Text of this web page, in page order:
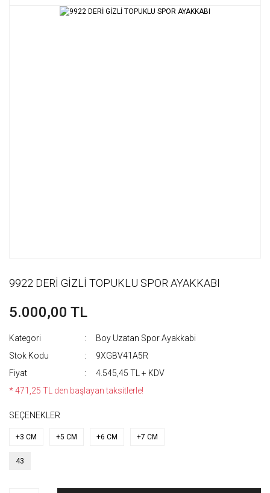
9922 DERİ GİZLİ TOPUKLU SPOR AYAKKABI
5.000,00 TL
Kategori
Boy Uzatan Spor Ayakkabi
Stok Kodu
9XGBV41A5R
Fiyat
4.545,45 TL + KDV
* 471,25 TL den başlayan taksitlerle!
SEÇENEKLER
+3 CM +5 CM +6 CM +7 CM
43